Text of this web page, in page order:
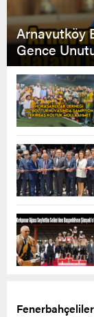
Arnavutköy
Gence